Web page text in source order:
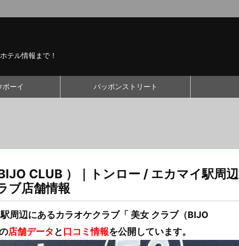
テル情報まで！
ボーイ パッポンストリート
CLUB ）｜トンロー / エカマイ駅周辺
ブ店舗情報
周辺にあるカラオケクラブ「 美女 クラブ（BIJO
店舗データ と 口コミ情報を公開しています。